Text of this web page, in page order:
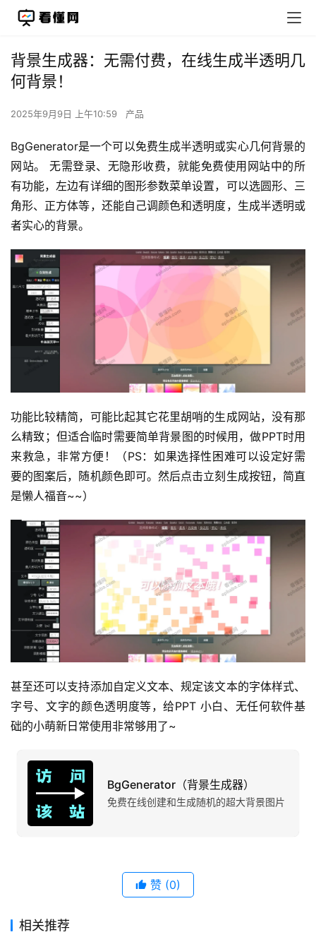
运
营
背景生成器：无需付费，在线生成半透明几
何背景！
2025年9月9日 上午10:59 产品
BgGenerator是一个可以免费生成半透明或实心几何背景的
网站。 无需登录、无隐形收费，就能免费使用网站中的所
有功能，左边有详细的图形参数菜单设置，可以选圆形、三
角形、正方体等，还能自己调颜色和透明度，生成半透明或
者实心的背景。
功能比较精简，可能比起其它花里胡哨的生成网站，没有那
么精致；但适合临时需要简单背景图的时候用，做PPT时用
来救急，非常方便！（PS：如果选择性困难可以设定好需
要的图案后，随机颜色即可。然后点击立刻生成按钮，简直
是懒人福音~~）
甚至还可以支持添加自定义文本、规定该文本的字体样式、
字号、文字的颜色透明度等，给PPT 小白、无任何软件基
础的小萌新日常使用非常够用了~
BgGenerator（背景生成器）
免费在线创建和生成随机的超大背景图片
赞 (0)
相关推荐